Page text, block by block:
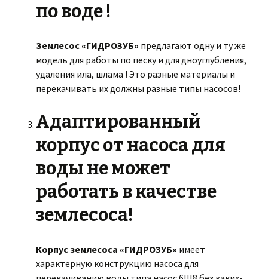
по воде !
Землесос «ГИДРОЗУБ» предлагают одну и ту же
модель для работы по песку и для дноуглубления,
удаления ила, шлама ! Это разные материалы и
перекачивать их должны разные типы насосов!
Адаптированный
корпус от насоса для
воды не может
работать в качестве
землесоса!
Корпус землесоса «ГИДРОЗУБ» имеет
характерную конструкцию насоса для